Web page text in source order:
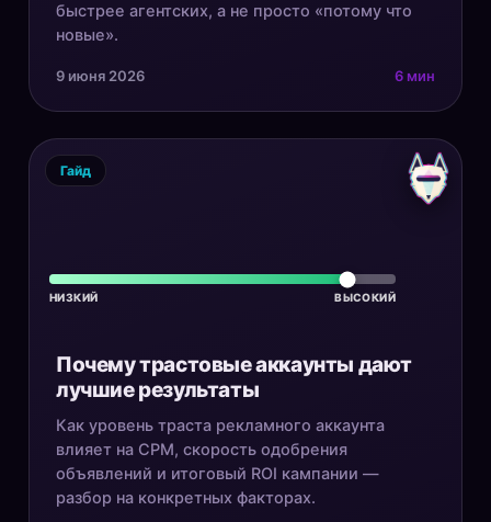
быстрее агентских, а не просто «потому что
новые».
9 июня 2026 6 мин
НИЗКИЙ ВЫСОКИЙ
Гайд
Почему трастовые аккаунты дают
лучшие результаты
Как уровень траста рекламного аккаунта
влияет на CPM, скорость одобрения
объявлений и итоговый ROI кампании —
разбор на конкретных факторах.